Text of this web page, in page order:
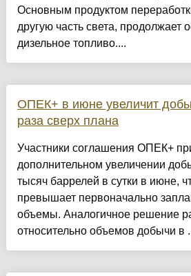
Основным продуктом
другую часть света, продолжает
дизельное топливо....
ОПЕК+ в июне увеличит
раза сверх плана
Участники соглашения ОПЕК+
дополнительном увеличении
тысяч баррелей в сутки в июне,
превышает первоначально
объемы. Аналогичное решение
относительно объемов добычи в